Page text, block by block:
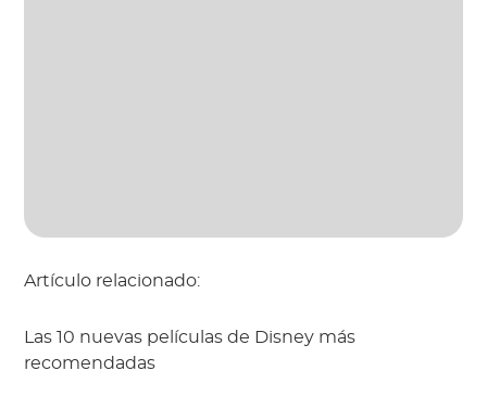
Artículo relacionado:
Las 10 nuevas películas de Disney más
recomendadas